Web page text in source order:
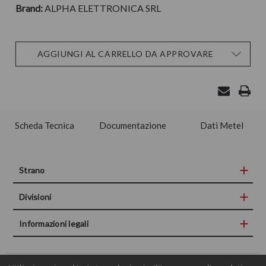
Brand:ALPHA ELETTRONICA SRL
attuale:AGGIUNGI AL CARRELLO DA APPROVARE
Scheda Tecnica Documentazione Dati Metel
Strano
Divisioni
Informazioni legali